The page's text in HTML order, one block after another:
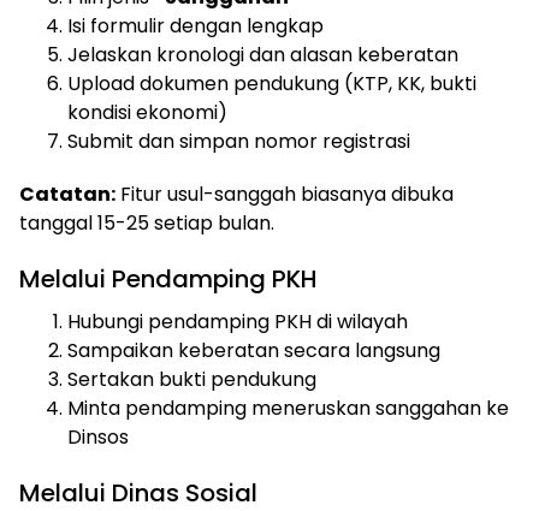
Isi formulir dengan lengkap
Jelaskan kronologi dan alasan keberatan
Upload dokumen pendukung (KTP, KK, bukti
kondisi ekonomi)
Submit dan simpan nomor registrasi
Catatan: Fitur usul-sanggah biasanya dibuka
tanggal 15-25 setiap bulan.
Melalui Pendamping PKH
Hubungi pendamping PKH di wilayah
Sampaikan keberatan secara langsung
Sertakan bukti pendukung
Minta pendamping meneruskan sanggahan ke
Dinsos
Melalui Dinas Sosial